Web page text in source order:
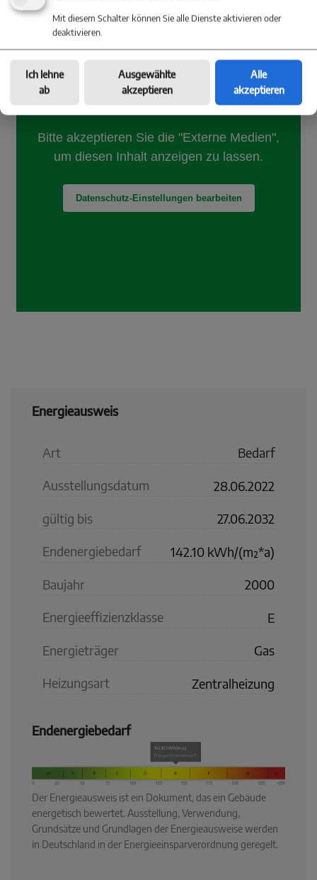
Energieausweis
Art Bedarf
Ausstellungsdatum 28.06.2022
gültig bis 27.06.2032
Endenergiebedarf 142.10 kWh/(m²*a)
Baujahr 2000
Energieeffizienzklasse E
Energieträger Gas
Heizungsart Zentralheizung
Endenergiebedarf
Der Energieausweis ist ein Dokument, das ein Gebäude
energetisch bewertet. Ausstellung, Verwendung,
Grundsätze und Grundlagen der Energieausweise werden
in Deutschland in der Energieeinsparverordnung geregelt.
Mit diesem Schalter können Sie alle Dienste aktivieren oder
deaktivieren.
Ich lehne
ab
Ausgewählte
akzeptieren
Alle
akzeptieren